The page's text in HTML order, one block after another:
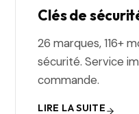
Clés de
26 marques, 116+
sécurité. Service
commande.
LIRE LA SUITE